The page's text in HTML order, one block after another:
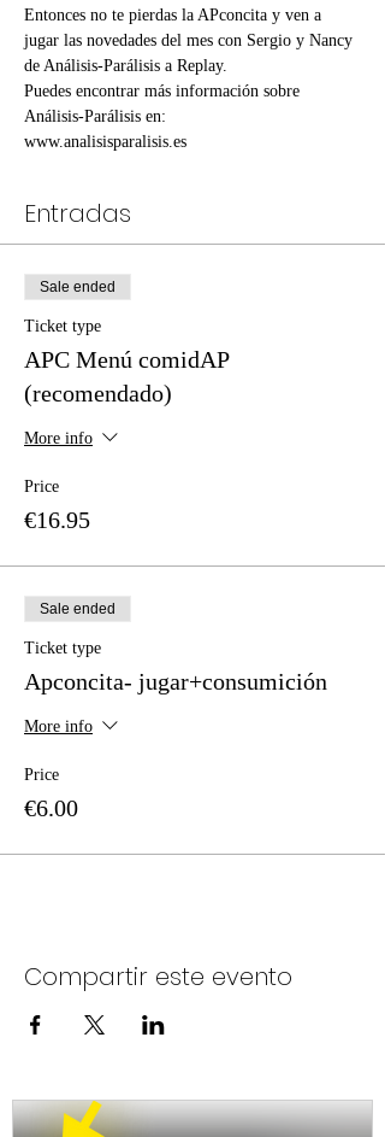
Entonces no te pierdas la APconcita y ven a
jugar las novedades del mes con Sergio y Nancy
de Análisis-Parálisis a Replay.
Puedes encontrar más información sobre
Análisis-Parálisis en:
www.analisisparalisis.es
Entradas
Sale ended
Ticket type
APC Menú comidAP
(recomendado)
More info
Price
€16.95
Sale ended
Ticket type
Apconcita- jugar+consumición
More info
Price
€6.00
Compartir este evento